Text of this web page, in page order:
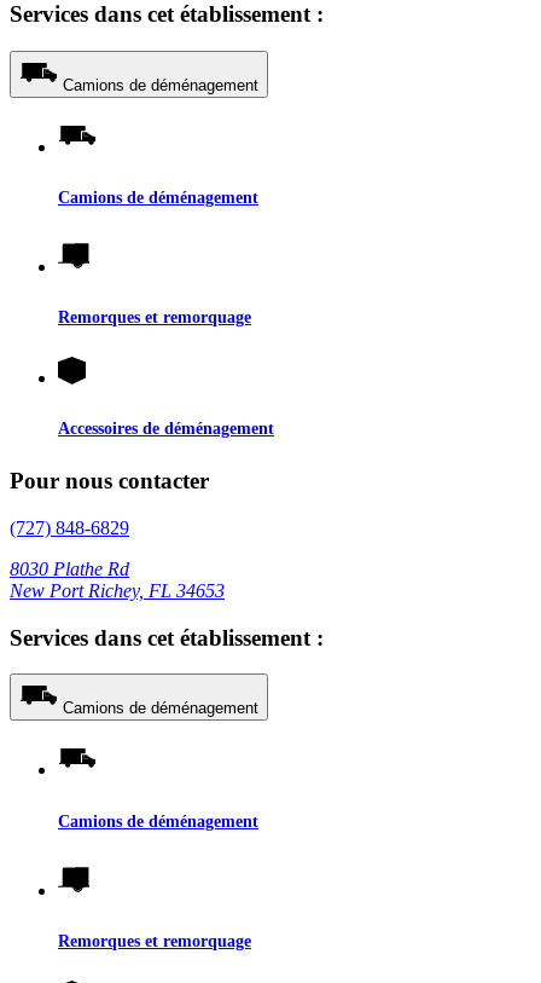
Services dans cet établissement :
Camions de déménagement
Camions de déménagement
Remorques et remorquage
Accessoires de déménagement
Pour nous contacter
(727) 848-6829
8030 Plathe Rd
New Port Richey, FL 34653
Services dans cet établissement :
Camions de déménagement
Camions de déménagement
Remorques et remorquage